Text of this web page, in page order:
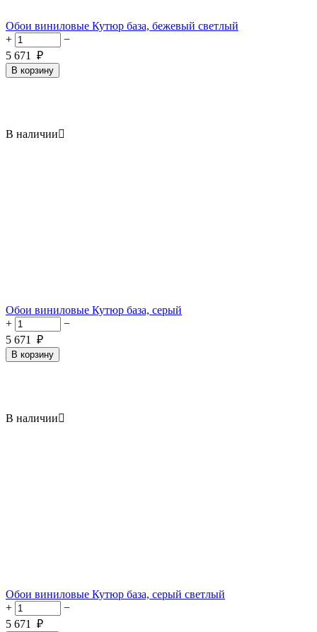
Обои виниловые Кутюр база, бежевый светлый
+
−
5 671
₽
В корзину
В наличии
Обои виниловые Кутюр база, серый
+
−
5 671
₽
В корзину
В наличии
Обои виниловые Кутюр база, серый светлый
+
−
5 671
₽